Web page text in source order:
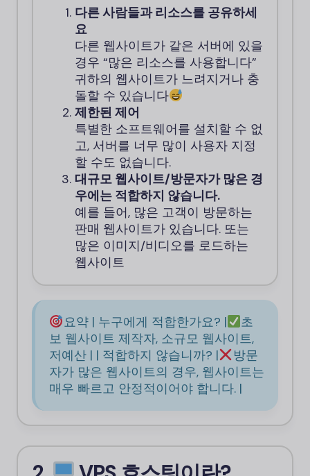
다른 사람들과 리소스를 공유하세
요
다른 웹사이트가 같은 서버에 있을
경우 “많은 리소스를 사용합니다”
귀하의 웹사이트가 느려지거나 충
돌할 수 있습니다
제한된 제어
특별한 소프트웨어를 설치할 수 없
고, 서버를 너무 많이 사용자 지정
할 수도 없습니다.
대규모 웹사이트/방문자가 많은 경
우에는 적합하지 않습니다.
예를 들어, 많은 고객이 방문하는
판매 웹사이트가 있습니다. 또는
많은 이미지/비디오를 로드하는
웹사이트
요약 | 누구에게 적합한가요? |
초
보 웹사이트 제작자, 소규모 웹사이트,
저예산 | | 적합하지 않습니까? |
방문
자가 많은 웹사이트의 경우, 웹사이트는
매우 빠르고 안정적이어야 합니다. |